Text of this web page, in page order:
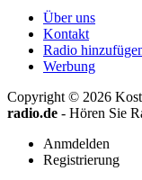
Über uns
Kontakt
Radio
Werbung
Copyright © 2026
radio.de - Hören Sie
Anmdelden
Registrierung